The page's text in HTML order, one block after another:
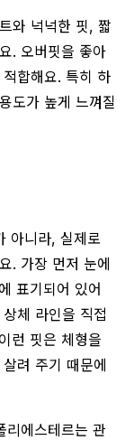
와 넉넉한 핏, 짧
. 오버핏을 좋아
합해요. 특히 하
도가 높게 느껴질
아니라, 실제로
. 가장 먼저 눈에
표기되어 있어
체 라인을 직접
런 핏은 체형을
려 주기 때문에
리에스테르는 관